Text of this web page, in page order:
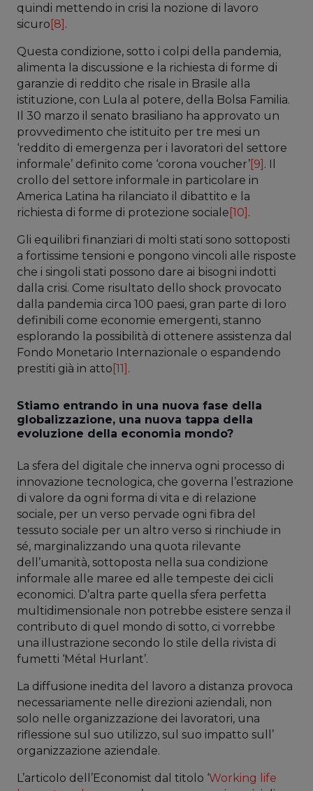
quindi mettendo in crisi la nozione di lavoro
sicuro [8] .
Questa condizione, sotto i colpi della pandemia,
alimenta la discussione e la richiesta di forme di
garanzie di reddito che risale in Brasile alla
istituzione, con Lula al potere, della Bolsa Familia.
Il 30 marzo il senato brasiliano ha approvato un
provvedimento che istituito per tre mesi un
‘reddito di emergenza per i lavoratori del settore
informale’ definito come ‘corona voucher’ [9] . Il
crollo del settore informale in particolare in
America Latina ha rilanciato il dibattito e la
richiesta di forme di protezione sociale [10] .
Gli equilibri finanziari di molti stati sono sottoposti
a fortissime tensioni e pongono vincoli alle risposte
che i singoli stati possono dare ai bisogni indotti
dalla crisi. Come risultato dello shock provocato
dalla pandemia circa 100 paesi, gran parte di loro
definibili come economie emergenti, stanno
esplorando la possibilità di ottenere assistenza dal
Fondo Monetario Internazionale o espandendo
prestiti già in atto [11] .
Stiamo entrando in una nuova fase della
globalizzazione, una nuova tappa della
evoluzione della economia mondo?
La sfera del digitale che innerva ogni processo di
innovazione tecnologica, che governa l’estrazione
di valore da ogni forma di vita e di relazione
sociale, per un verso pervade ogni fibra del
tessuto sociale per un altro verso si rinchiude in
sé, marginalizzando una quota rilevante
dell’umanità, sottoposta nella sua condizione
informale alle maree ed alle tempeste dei cicli
economici. D’altra parte quella sfera perfetta
multidimensionale non potrebbe esistere senza il
contributo di quel mondo di sotto, ci vorrebbe
una illustrazione secondo lo stile della rivista di
fumetti ‘Métal Hurlant’.
La diffusione inedita del lavoro a distanza provoca
necessariamente nelle direzioni aziendali, non
solo nelle organizzazione dei lavoratori, una
riflessione sul suo utilizzo, sul suo impatto sull’
organizzazione aziendale.
L’articolo dell’Economist dal titolo ‘Working life